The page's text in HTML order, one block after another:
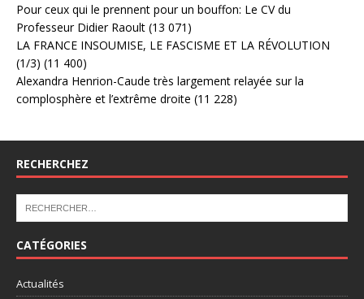
Pour ceux qui le prennent pour un bouffon: Le CV du
Professeur Didier Raoult (13 071)
LA FRANCE INSOUMISE, LE FASCISME ET LA RÉVOLUTION
(1/3) (11 400)
Alexandra Henrion-Caude très largement relayée sur la
complosphère et l’extrême droite (11 228)
RECHERCHEZ
CATÉGORIES
Actualités